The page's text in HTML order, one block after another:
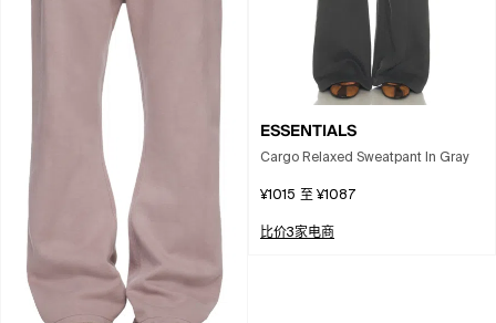
ESSENTIALS
Cargo Relaxed Sweatpant In Gray
¥1015 至 ¥1087
比价3家电商